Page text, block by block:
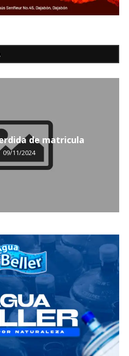
de matricula
09/11/2024